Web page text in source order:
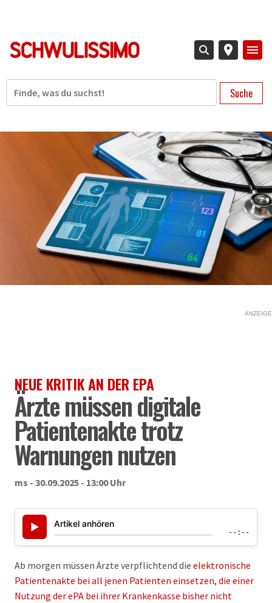
Suche
ANZEIGE
NEUE KRITIK AN DER EPA
Ärzte müssen digitale
Patientenakte trotz
Warnungen nutzen
ms - 30.09.2025 - 13:00 Uhr
▶ Artikel anhören
--:--
Ab morgen müssen Ärzte verpflichtend die elektronische
Patientenakte bei all jenen Patienten einsetzen, die einer
Nutzung der ePA bei ihrer Krankenkasse bisher nicht